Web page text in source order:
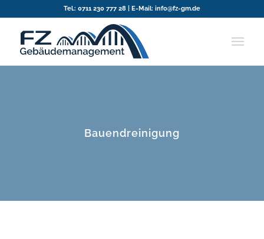
Tel.: 0711 230 777 28| E-Mail: info@fz-gm.de
Bauendreinigung